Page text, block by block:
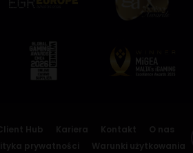
Hub Kariera Kontakt
O nas
prywatności Warunki użytkowania